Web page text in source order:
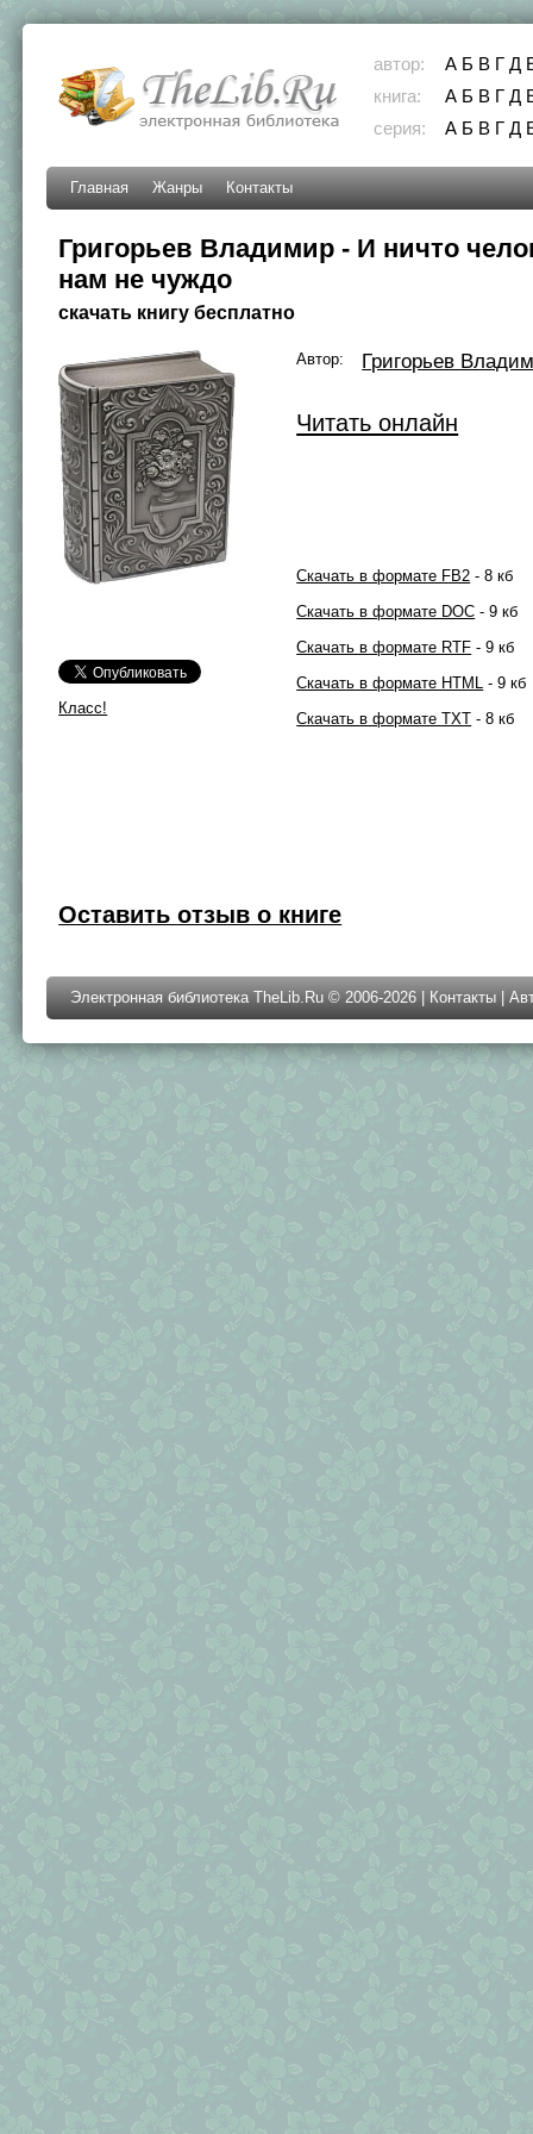
автор: А Б В Г Д
книга:
А Б В Г Д
серия:
А Б В Г Д
Главная Жанры Контакты
Григорьев Владимир - И ничто
нам не чуждо
скачать книгу бесплатно
Класс!
Автор: Григорьев
Читать онлайн
Скачать в формате FB2 - 8 кб
Скачать в формате DOC - 9 кб
Скачать в формате RTF - 9 кб
Скачать в формате HTML - 9 кб
Скачать в формате TXT - 8 кб
Оставить отзыв о книге
Электронная библиотека TheLib.Ru © 2006-2026 | Контакты |